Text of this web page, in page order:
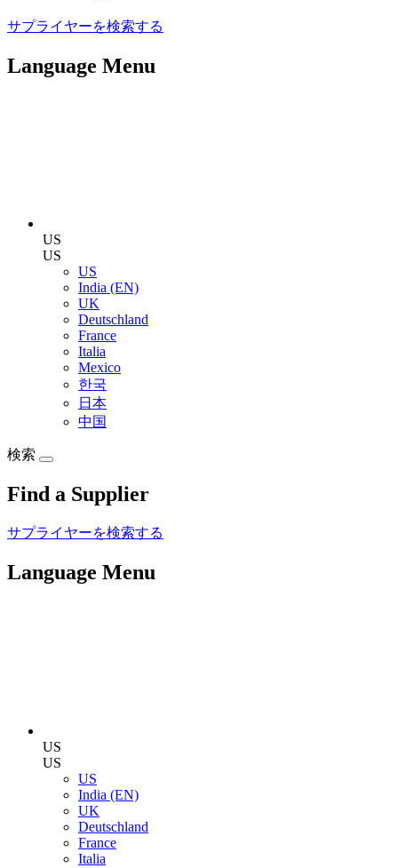
サプライヤーを検索する
Language Menu
US
US
US
India (EN)
UK
Deutschland
France
Italia
Mexico
한국
日本
中国
検索
Find a Supplier
サプライヤーを検索する
Language Menu
US
US
US
India (EN)
UK
Deutschland
France
Italia